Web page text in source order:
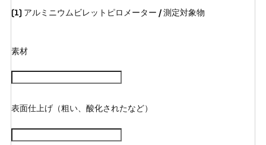
(1) アルミニウムビレットピロメーター / 測定対象物
素材
表面仕上げ（粗い、酸化されたなど）